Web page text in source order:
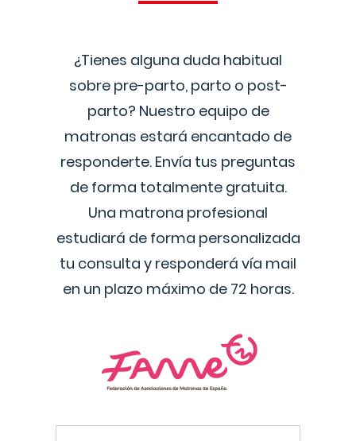
¿Tienes alguna duda habitual
sobre pre-parto, parto o post-
parto? Nuestro equipo de
matronas estará encantado de
responderte. Envía tus preguntas
de forma totalmente gratuita.
Una matrona profesional
estudiará de forma personalizada
tu consulta y responderá vía mail
en un plazo máximo de 72 horas.